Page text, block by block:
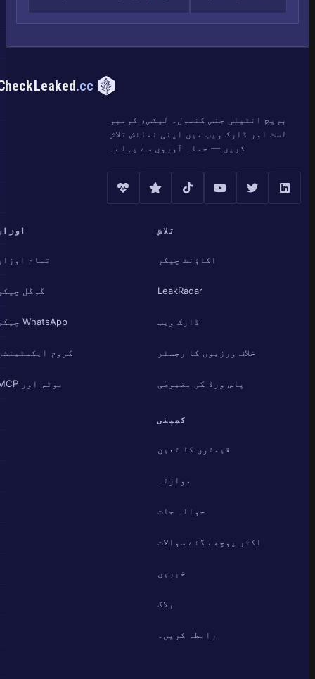
CheckLeaked.cc
بریچ انٹیلی جنس کنسول۔ لیکس، کومبو
لسٹ اور ڈارک ویب میں اپنی نمائش تلاش
کریں — حملہ آوروں سے پہلے۔
تلاش
اکاؤنٹ چیکر
LeakRadar
ڈارک ویب
خلاف ورزیوں کا رجسٹر
پاس ورڈ کی مضبوطی
اوزار
تمام اوزار
گوگل چیکر
WhatsApp چیکر
کروم ایکسٹینشن
بوٹس اور MCP
کمپنی
قیمتوں کا تعین
موازنہ
حوالہ جات
اکثر پوچھے گئے سوالات
خبریں
بلاگ
رابطہ کریں۔